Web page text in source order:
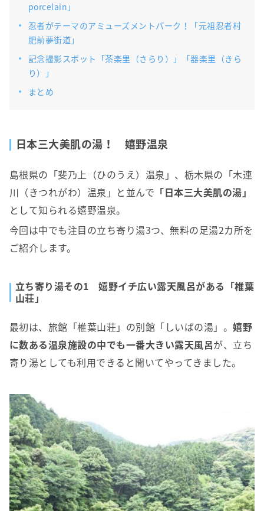
porcelain」
忍者がテーマのアミューズメントパーク！「元祖忍者村
肥前夢街道」
記念撮影スポット「茶楽里（さらり）」「器楽里（きら
り）」
まとめ
日本三大美肌の湯！ 嬉野温泉
島根県の「斐乃上（ひのうえ）温泉」、栃木県の「木連
川（きつれがわ）温泉」と並んで 「日本三大美肌の湯」
として知られる嬉野温泉。
今回は中でも注目の立ち寄り湯3つ、無料の足湯2カ所を
ご紹介します。
立ち寄り湯その1 嬉野イチ広い露天風呂がある「椎葉
山荘」
最初は、旅館「椎葉山荘」の別館「しいばの湯」。嬉野
に数ある温泉施設の中でも一番大きい露天風呂が、立ち
寄り湯としても利用できると聞いてやってきました。